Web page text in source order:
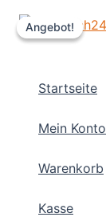
Zum
Inhalt
Startseite
Mein Konto
Warenkorb
Kasse
Angebot!
Angebot!